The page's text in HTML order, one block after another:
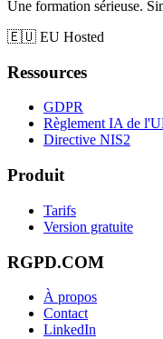
Une formation sérieuse.
🇪🇺 EU Hosted
Ressources
GDPR
Règlement IA de
Directive NIS2
Produit
Tarifs
Version gratuite
RGPD.COM
À propos
Contact
LinkedIn